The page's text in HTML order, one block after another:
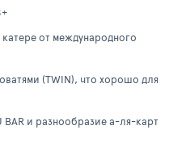
катере от международного
(TWIN), что хорошо для
и разнообразие а-ля-карт